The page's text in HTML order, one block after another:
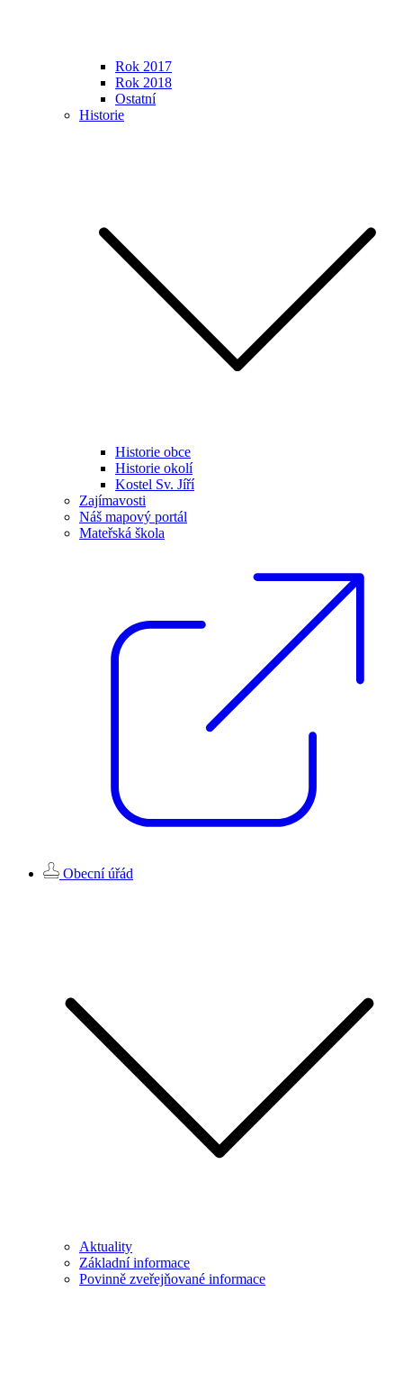
Rok 2017
Rok 2018
Ostatní
Historie
Historie obce
Historie okolí
Kostel Sv. Jíří
Zajímavosti
Náš mapový portál
Mateřská škola
Obecní úřád
Aktuality
Základní informace
Povinně zveřejňované informace